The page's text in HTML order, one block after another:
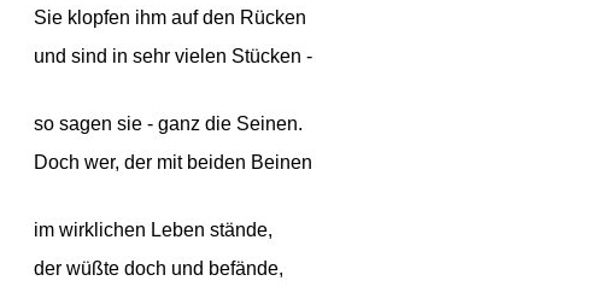
Sie klopfen ihm auf den Rücken
und sind in sehr vielen Stücken -
so sagen sie - ganz die Seinen.
Doch wer, der mit beiden Beinen
im wirklichen Leben stände,
der wüßte doch und befände,